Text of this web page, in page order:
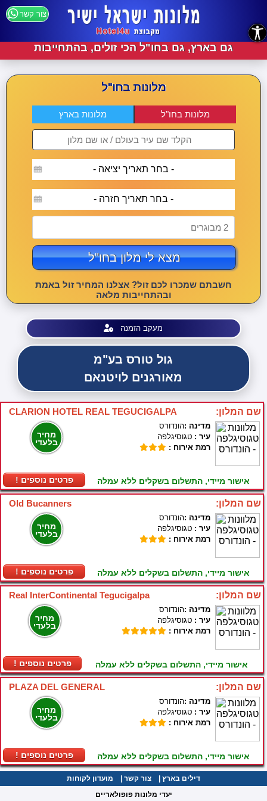
גם בארץ, גם בחו"ל הכי זולים, בהתחייבות
צור קשר
מלונות בחו"ל
מלונות בארץ מלונות בחו"ל
- בחר תאריך יציאה -
- בחר תאריך חזרה -
2 מבוגרים
מצא לי מלון בחו"ל
חשבתם שמכרו לכם זול? אצלנו המחיר זול באמת
ובהתחייבות מלאה
מעקב הזמנה
גול טורס בע"מ
מאורגנים לויטנאם
CLARION HOTEL REAL TEGUCIGALPA שם המלון:
מחיר
בלעדי
! פרטים נוספים
מדינה :הונדורס
עיר : טגוסיגלפה
רמת אירוח :
אישור מיידי, התשלום בשקלים ללא עמלה
Old Bucanners שם המלון:
מחיר
בלעדי
! פרטים נוספים
מדינה :הונדורס
עיר : טגוסיגלפה
רמת אירוח :
אישור מיידי, התשלום בשקלים ללא עמלה
Real InterContinental Tegucigalpa שם המלון:
מחיר
בלעדי
! פרטים נוספים
מדינה :הונדורס
עיר : טגוסיגלפה
רמת אירוח :
אישור מיידי, התשלום בשקלים ללא עמלה
PLAZA DEL GENERAL שם המלון:
מחיר
בלעדי
! פרטים נוספים
מדינה :הונדורס
עיר : טגוסיגלפה
רמת אירוח :
אישור מיידי, התשלום בשקלים ללא עמלה
דילים בארץ צור קשר
מועדון לקוחות
יעדי מלונות פופולאריים
נגישות